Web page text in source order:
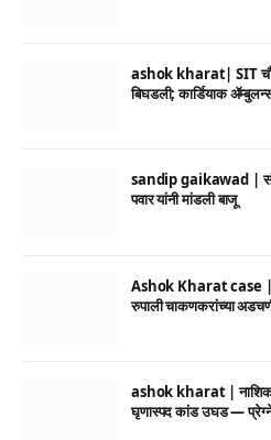
ashok kharat| SIT
बिघडली; कार्डियाक
sandip gaikawad |
पवार यांनी मांडली बाजू
Ashok Kharat case |
रुपाली चाकणकरांच्या
ashok kharat | नाशिक
घृणास्पद कांड उघड —